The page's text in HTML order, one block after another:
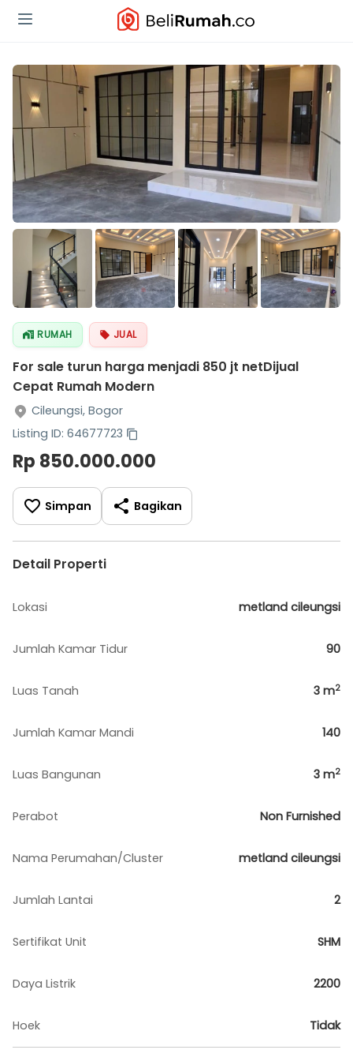
RUMAH JUAL
For sale turun harga menjadi 850 jt netDijual
Cepat Rumah Modern
Cileungsi, Bogor
Listing ID: 64677723
Rp 850.000.000
Simpan Bagikan
Detail Properti
Lokasi metland cileungsi
Jumlah Kamar Tidur 90
Luas Tanah 3 m2
Jumlah Kamar Mandi 140
Luas Bangunan 3 m2
Perabot Non Furnished
Nama Perumahan/Cluster metland cileungsi
Jumlah Lantai 2
Sertifikat Unit SHM
Daya Listrik 2200
Hoek Tidak